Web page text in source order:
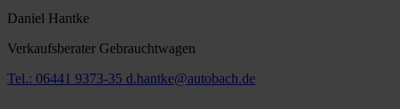
Daniel Hantke
Verkaufsberater Gebrauchtwagen
Tel.: 06441 9373-35 d.hantke@autobach.de